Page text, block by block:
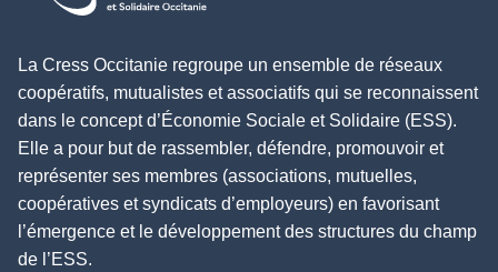
La Cress Occitanie regroupe un ensemble de réseaux
coopératifs, mutualistes et associatifs qui se reconnaissent
dans le concept d’Économie Sociale et Solidaire (ESS).
Elle a pour but de rassembler, défendre, promouvoir et
représenter ses membres (associations, mutuelles,
coopératives et syndicats d’employeurs) en favorisant
l’émergence et le développement des structures du champ
de l’ESS.